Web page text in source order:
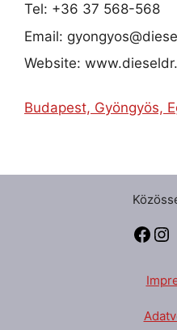
Tel: +36 37 568-568
Email:
Website:
Budapest, Gyöngyös,